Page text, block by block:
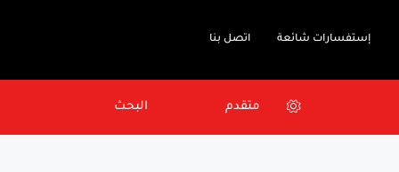
إستفسارات شائعة اتصل بنا
متقدم البحث